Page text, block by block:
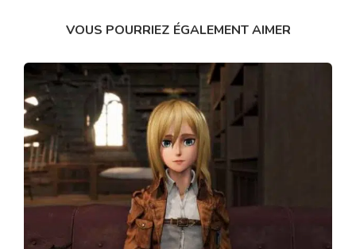
VOUS POURRIEZ ÉGALEMENT AIMER